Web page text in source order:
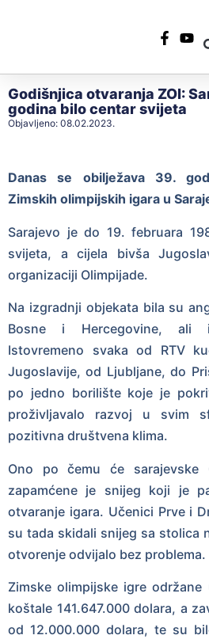
Godišnjica otvaranja ZOI:
godina bilo centar svijeta
Objavljeno: 08.02.2023.
Danas se obilježava 39.
Zimskih olimpijskih igara u
Sarajevo je do 19. februara
svijeta, a cijela bivša
organizaciji Olimpijade.
Na izgradnji objekata bila su
Bosne i Hercegovine, ali
Istovremeno svaka od RTV
Jugoslavije, od Ljubljane, do
po jedno borilište koje je
proživljavalo razvoj u svim
pozitivna društvena klima.
Ono po čemu će sarajevske
zapamćene je snijeg koji je
otvaranje igara. Učenici Prve i
su tada skidali snijeg sa stolica
otvorenje odvijalo bez problema.
Zimske olimpijske igre
koštale 141.647.000 dolara, a
od 12.000.000 dolara, te su